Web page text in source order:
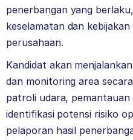
penerbangan yang
keselamatan dan
perusahaan.
Kandidat akan
dan monitoring area
patroli udara,
identifikasi potensi risiko
pelaporan hasil